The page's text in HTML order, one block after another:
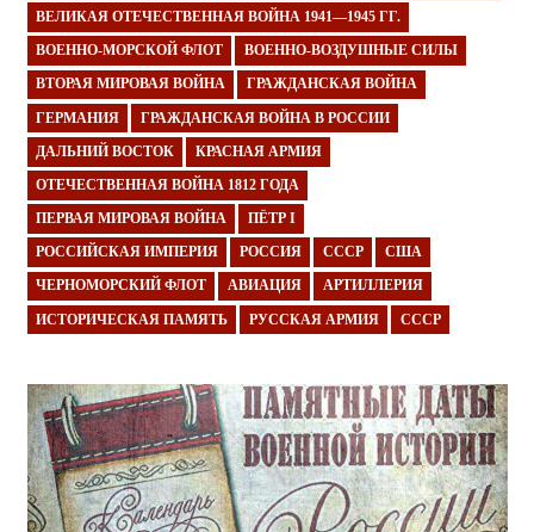
ВЕЛИКАЯ ОТЕЧЕСТВЕННАЯ ВОЙНА 1941—1945 ГГ.
ВОЕННО-МОРСКОЙ ФЛОТ ВОЕННО-ВОЗДУШНЫЕ СИЛЫ
ВТОРАЯ МИРОВАЯ ВОЙНА ГРАЖДАНСКАЯ ВОЙНА
ГЕРМАНИЯ ГРАЖДАНСКАЯ ВОЙНА В РОССИИ
ДАЛЬНИЙ ВОСТОК КРАСНАЯ АРМИЯ
ОТЕЧЕСТВЕННАЯ ВОЙНА 1812 ГОДА
ПЕРВАЯ МИРОВАЯ ВОЙНА ПЁТР I
РОССИЙСКАЯ ИМПЕРИЯ РОССИЯ СССР США
ЧЕРНОМОРСКИЙ ФЛОТ АВИАЦИЯ АРТИЛЛЕРИЯ
ИСТОРИЧЕСКАЯ ПАМЯТЬ РУССКАЯ АРМИЯ СССР